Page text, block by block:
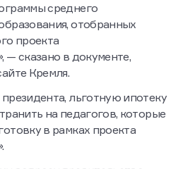
среднего
отобранных
проекта
— сказано в документе,
Кремля.
льготную ипотеку
на педагогов, которые
в рамках проекта